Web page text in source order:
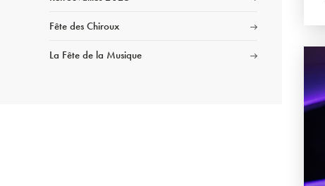
Fête des Chiroux
La Fête de la Musique